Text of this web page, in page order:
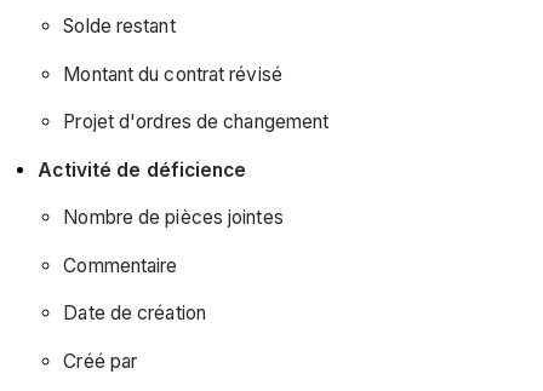
Solde restant
Montant du contrat révisé
Projet d'ordres de changement
Activité de déficience
Nombre de pièces jointes
Commentaire
Date de création
Créé par